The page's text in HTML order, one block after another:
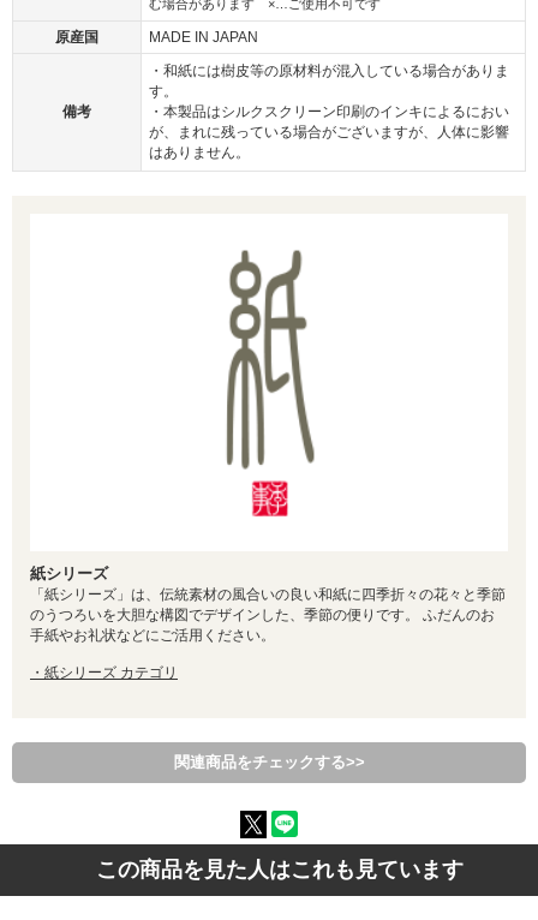
む場合があります ×…ご使用不可です
原産国 MADE IN JAPAN
備考
・和紙には樹皮等の原材料が混入している場合がありま
す。
・本製品はシルクスクリーン印刷のインキによるにおい
が、まれに残っている場合がございますが、人体に影響
はありません。
紙シリーズ
「紙シリーズ」は、伝統素材の風合いの良い和紙に四季折々の花々と季節
のうつろいを大胆な構図でデザインした、季節の便りです。 ふだんのお
手紙やお礼状などにご活用ください。
・紙シリーズ カテゴリ
関連商品をチェックする>>
この商品を見た人はこれも見ています